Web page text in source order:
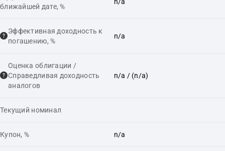
ближайшей дате, %
Эффективная доходность к
погашению, %
n/a
Оценка облигации /
Справедливая доходность
аналогов
n/a / (n/a)
Текущий номинал
Купон, % n/a